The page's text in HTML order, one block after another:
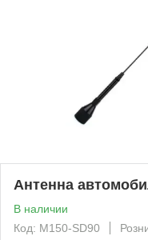
Антенна
В наличии
Код: M150-SD90